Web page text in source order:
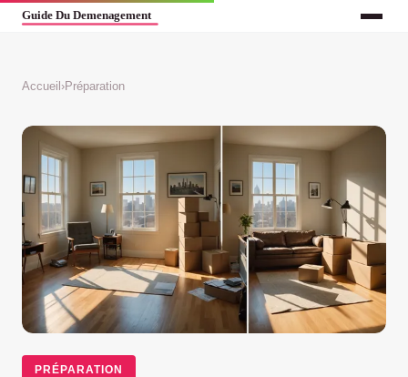
Accueil ›Préparation
PRÉPARATION